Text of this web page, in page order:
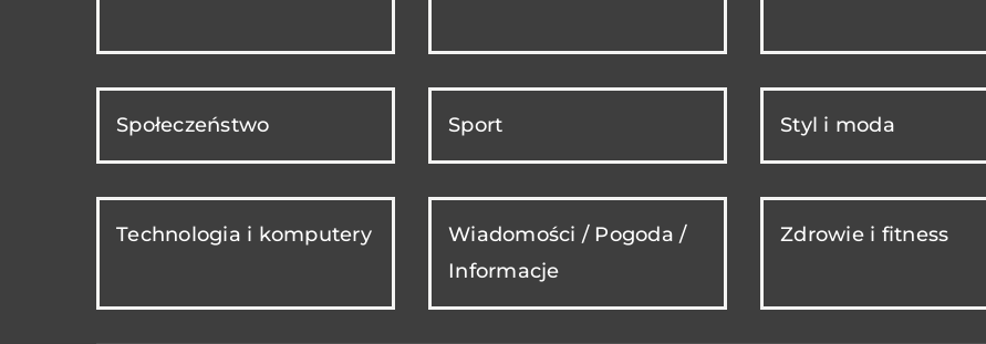
Społeczeństwo Sport Styl i moda
Technologia i komputery
Wiadomości / Pogoda /
Informacje
Zdrowie i fitness